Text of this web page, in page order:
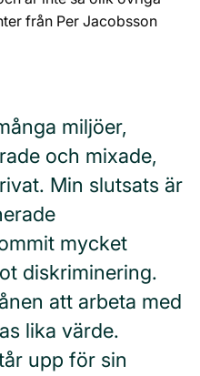
från Per Jacobsson
miljöer,
och mixade,
Min slutsats är
mycket
diskriminering.
att arbeta med
lika värde.
upp för sin